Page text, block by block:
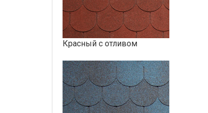
Красный с отливом